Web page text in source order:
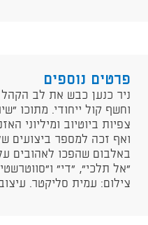
פרטים נוספים
​ניר כנען כבש את לב
וחשף קול ייחודי. מתוכו
צפיות ביוטיוב ומיליוני
ואף זכה למספר ביצועים
באלבום שהפכו לאהובים
“אל תלכי”, “די”
צילום: עמית סליקטר.